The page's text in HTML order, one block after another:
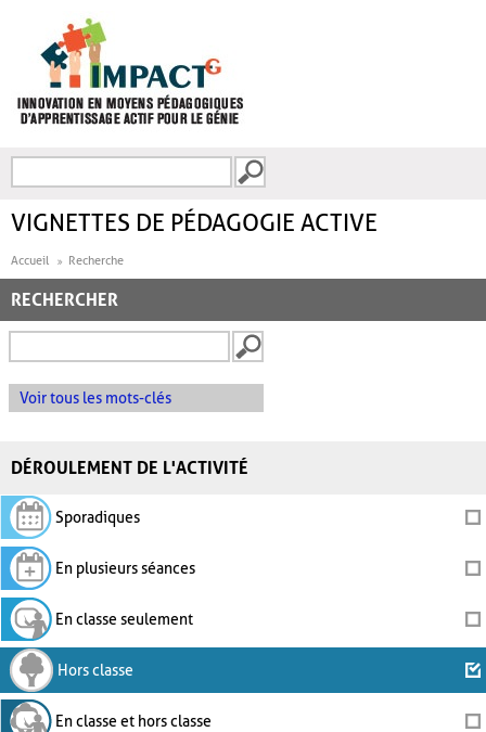
FORMULAIRE DE
VIGNETTES DE PÉDAGOGIE ACTIVE
Accueil Recherche
RECHERCHER
Voir tous les mots-clés
DÉROULEMENT DE L'ACTIVITÉ
Sporadiques
En plusieurs séances
En classe seulement
Hors classe
En classe et hors classe